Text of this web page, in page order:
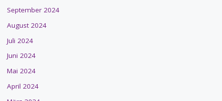
September 2024
August 2024
Juli 2024
Juni 2024
Mai 2024
April 2024